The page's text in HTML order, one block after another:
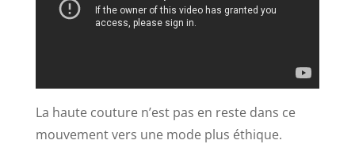
La haute couture n’est pas en reste dans ce
mouvement vers une mode plus éthique.